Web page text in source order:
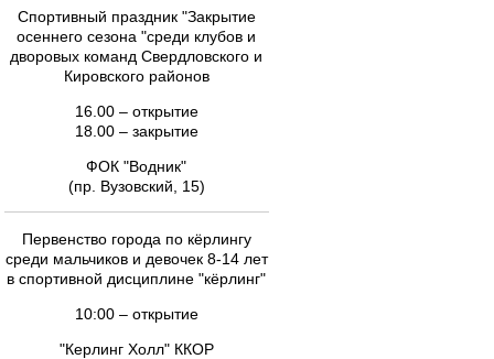
Спортивный праздник "Закрытие
осеннего сезона "среди клубов и
дворовых команд Свердловского и
Кировского районов
16.00 – открытие
18.00 – закрытие
ФОК "Водник"
(пр. Вузовский, 15)
Первенство города по кёрлингу
среди мальчиков и девочек 8-14 лет
в спортивной дисциплине "кёрлинг"
10:00 – открытие
"Керлинг Холл" ККОР